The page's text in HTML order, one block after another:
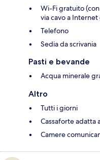
Wi-Fi gratuito
via cavo a
Telefono
Sedia da scrivania
Pasti e bevande
Acqua minerale
Altro
Tutti i giorni
Cassaforte adatta
Camere